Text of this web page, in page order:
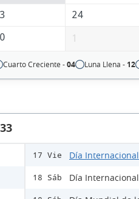
24
1
Cuarto Creciente -04 Luna Llena - 12
17 Vie Día
18 Sáb Día